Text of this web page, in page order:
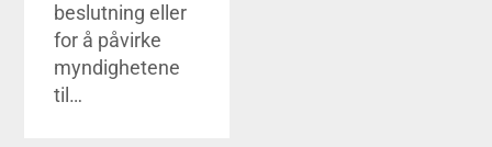
beslutning eller
for å påvirke
myndighetene
til…